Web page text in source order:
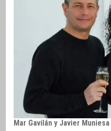
Mar Gavilán y Javier Muniesa